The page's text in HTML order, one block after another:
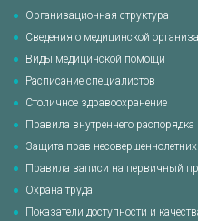
Организационная структура
Сведения о медицинской
Виды медицинской помощи
Расписание специалистов
Столичное здравоохранение
Правила внутреннего распорядка
Защита прав несовершеннолетних
Правила записи на первичный
Охрана труда
Показатели доступности и